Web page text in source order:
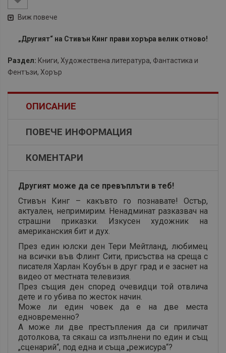
Виж повече
„Другият“ на Стивън Кинг прави хоръра велик отново!
Раздел: Книги, Художествена литература, Фантастика и
Фентъзи, Хорър
ОПИСАНИЕ
ПОВЕЧЕ ИНФОРМАЦИЯ
КОМЕНТАРИ
Другият може да се превъплъти в теб!
Стивън Кинг – какъвто го познавате! Остър,
актуален, непримирим. Ненадминат разказвач на
страшни приказки. Изкусен художник на
американския бит и дух.
През един юлски ден Тери Мейтланд, любимец
на всички във Флинт Сити, присъства на среща с
писателя Харлан Коубън в друг град и е заснет на
видео от местната телевизия.
През същия ден според очевидци той отвлича
дете и го убива по жесток начин.
Може ли един човек да е на две места
едновременно?
А може ли две престъпления да си приличат
дотолкова, та сякаш са изпълнени по един и същ
„сценарий“, под една и съща „режисура“?